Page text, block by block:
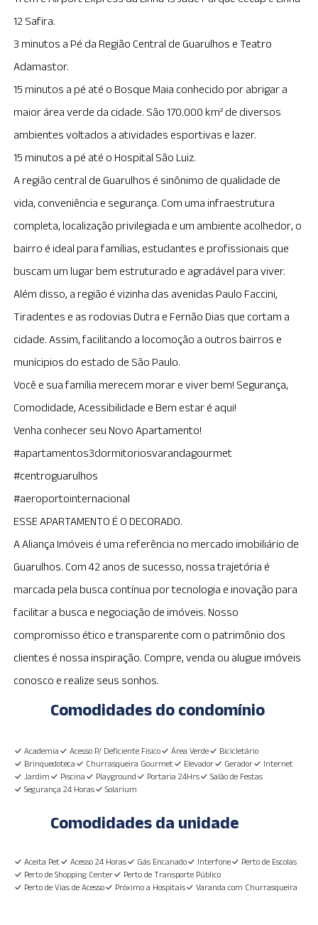
12 Safira.
3 minutos a Pé da Região Central de Guarulhos e Teatro
Adamastor.
15 minutos a pé até o Bosque Maia conhecido por abrigar a
maior área verde da cidade. São 170.000 km² de diversos
ambientes voltados a atividades esportivas e lazer.
15 minutos a pé até o Hospital São Luiz.
A região central de Guarulhos é sinônimo de qualidade de
vida, conveniência e segurança. Com uma infraestrutura
completa, localização privilegiada e um ambiente acolhedor, o
bairro é ideal para famílias, estudantes e profissionais que
buscam um lugar bem estruturado e agradável para viver.
Além disso, a região é vizinha das avenidas Paulo Faccini,
Tiradentes e as rodovias Dutra e Fernão Dias que cortam a
cidade. Assim, facilitando a locomoção a outros bairros e
munícipios do estado de São Paulo.
Você e sua família merecem morar e viver bem! Segurança,
Comodidade, Acessibilidade e Bem estar é aqui!
Venha conhecer seu Novo Apartamento!
#apartamentos3dormitoriosvarandagourmet
#centroguarulhos
#aeroportointernacional
ESSE APARTAMENTO É O DECORADO.
A Aliança Imóveis é uma referência no mercado imobiliário de
Guarulhos. Com 42 anos de sucesso, nossa trajetória é
marcada pela busca contínua por tecnologia e inovação para
facilitar a busca e negociação de imóveis. Nosso
compromisso ético e transparente com o patrimônio dos
clientes é nossa inspiração. Compre, venda ou alugue imóveis
conosco e realize seus sonhos.
Comodidades do condomínio
Academia Acesso P/ Deficiente Físico Área Verde
Bicicletário
Brinquedoteca
Churrasqueira Gourmet Elevador Gerador
Internet
Jardim
Piscina Playground Portaria 24Hrs
Salão de Festas
Segurança 24 Horas
Solarium
Comodidades da unidade
Aceita Pet Acesso 24 Horas Gás Encanado Interfone
Perto de Escolas
Perto de Shopping Center
Perto de Transporte Público
Perto de Vias de Acesso
Próximo a Hospitais Varanda com Churrasqueira